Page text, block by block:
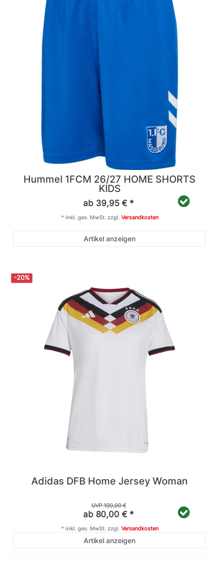
Hummel 1FCM 26/27 HOME SHORTS
KIDS
ab 39,95 € *
Artikel anzeigen
* inkl. ges. MwSt.zzgl. Versandkosten
-20%
Adidas DFB Home Jersey Woman
UVP 100,00 €
ab 80,00 € *
Artikel anzeigen
* inkl. ges. MwSt.zzgl. Versandkosten